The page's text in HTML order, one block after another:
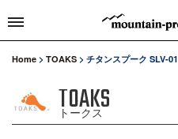
Home > TOAKS > チタンスプーク SLV-01
TOAKS
トークス